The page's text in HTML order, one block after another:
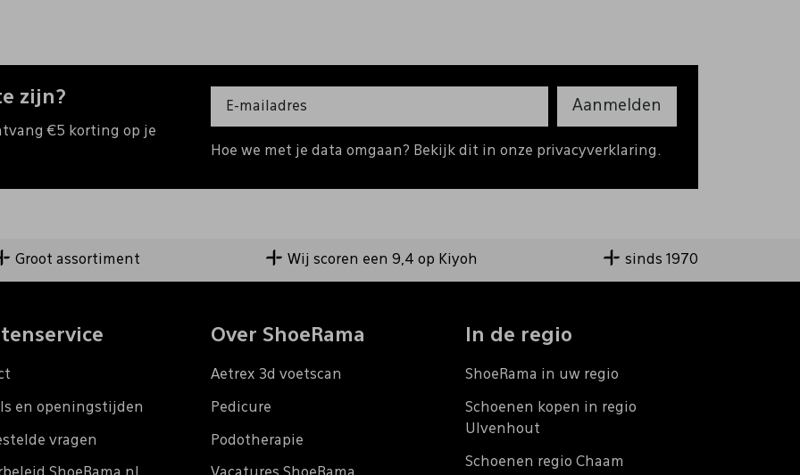
zijn?
€5 korting op je
Aanmelden
Hoe we met je data omgaan? Bekijk dit in onze privacyverklaring.
Groot assortiment Wij scoren een 9,4 op Kiyoh sinds 1970
en openingstijden
vragen
Over ShoeRama
Aetrex 3d voetscan
Pedicure
Podotherapie
In de regio
ShoeRama in uw regio
Schoenen kopen in regio
Ulvenhout
Schoenen regio Chaam